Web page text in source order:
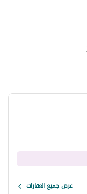
عرض جميع العقارات